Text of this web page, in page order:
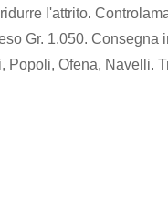
l'attrito.
Gr. 1.050. Consegna
Ofena, Navelli.